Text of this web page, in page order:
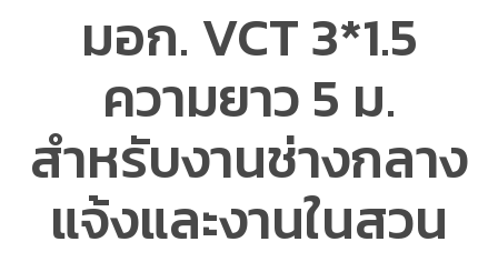
มอก. VCT 3*1.5
ความยาว 5 ม.
สำหรับงานช่างกลาง
แจ้งและงานในสวน